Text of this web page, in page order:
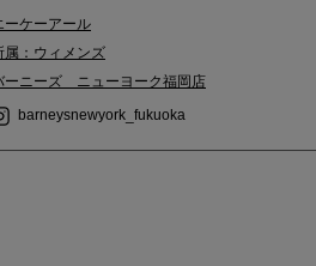
ーケーアール
属：ウィメンズ
ーニーズ ニューヨーク福岡店
barneysnewyork_fukuoka